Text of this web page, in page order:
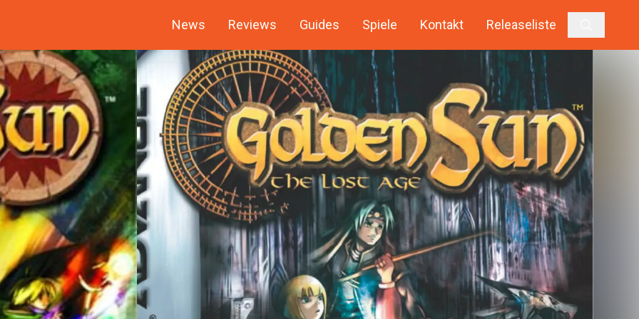
News Reviews Guides Spiele Kontakt Releaseliste